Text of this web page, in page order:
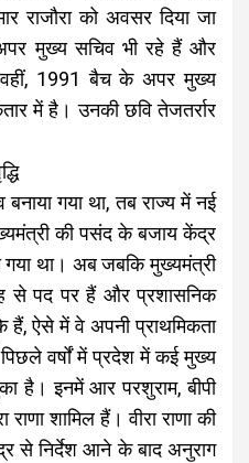
राजौरा को अवसर दिया जा
मुख्य सचिव भी रहे हैं और
1991 बैच के अपर मुख्य
में है। उनकी छवि तेजतर्रार
गया था, तब राज्य में नई
की पसंद के बजाय केंद्र
था। अब जबकि मुख्यमंत्री
से पद पर हैं और प्रशासनिक
हैं, ऐसे में वे अपनी प्राथमिकता
वर्षों में प्रदेश में कई मुख्य
है। इनमें आर परशुराम, बीपी
शामिल हैं। वीरा राणा की
से निर्देश आने के बाद अनुराग